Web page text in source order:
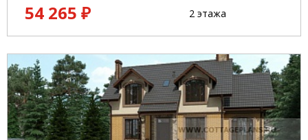
54 265 ₽
2 этажа